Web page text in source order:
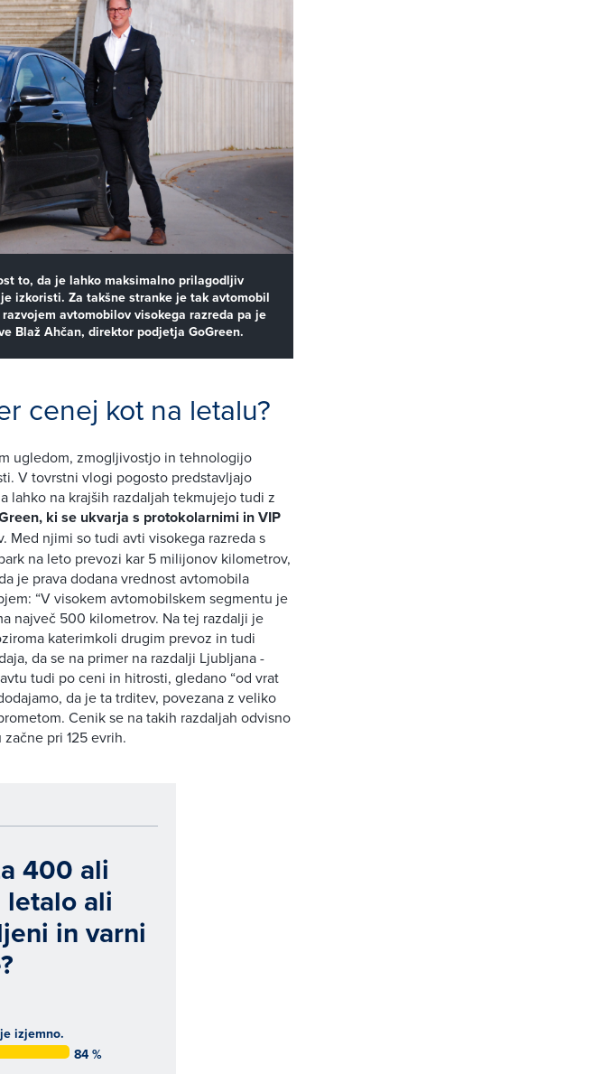
to, da je lahko maksimalno prilagodljiv
izkoristi. Za takšne stranke je tak avtomobil
avtomobilov visokega razreda pa je
Blaž Ahčan, direktor podjetja GoGreen.
cenej kot na letalu?
ugledom, zmogljivostjo in tehnologijo
V tovrstni vlogi pogosto predstavljajo
lahko na krajših razdaljah tekmujejo tudi z
ki se ukvarja s protokolarnimi in VIP
njimi so tudi avti visokega razreda s
na leto prevozi kar 5 milijonov kilometrov,
je prava dodana vrednost avtomobila
“V visokem avtomobilskem segmentu je
največ 500 kilometrov. Na tej razdalji je
katerimkoli drugim prevoz in tudi
da se na primer na razdalji Ljubljana -
tudi po ceni in hitrosti, gledano “od vrat
da je ta trditev, povezana z veliko
Cenik se na takih razdaljah odvisno
pri 125 evrih.
400 ali
ali
in varni
izjemno.
84 %